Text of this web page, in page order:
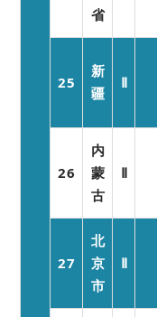
省
25
新
疆
Ⅱ
26
内
蒙
古
Ⅱ
27
北
京
市
Ⅱ